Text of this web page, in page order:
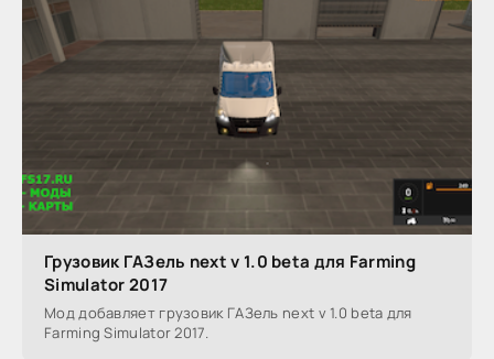
Грузовик ГАЗель next v 1.0 beta для Farming
Simulator 2017
Мод добавляет грузовик ГАЗель next v 1.0 beta для
Farming Simulator 2017.